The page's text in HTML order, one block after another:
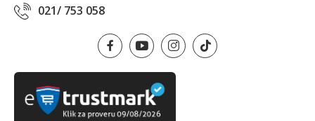
021/ 753 058